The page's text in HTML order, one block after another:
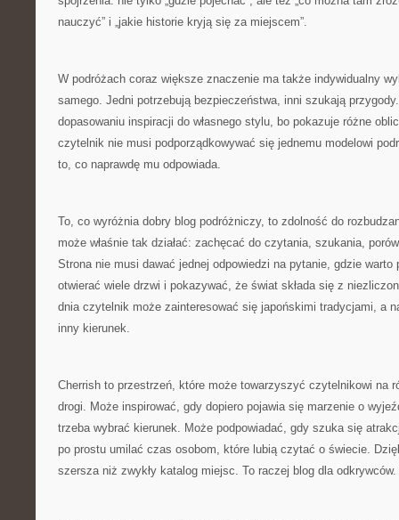
nauczyć” i „jakie historie kryją się za miejscem”.
W podróżach coraz większe znaczenie ma także indywidualny
samego. Jedni potrzebują bezpieczeństwa, inni szukają
dopasowaniu inspiracji do własnego stylu, bo pokazuje różne
czytelnik nie musi podporządkowywać się jednemu modelowi
to, co naprawdę mu odpowiada.
To, co wyróżnia dobry blog podróżniczy, to zdolność do
może właśnie tak działać: zachęcać do czytania, szukania,
Strona nie musi dawać jednej odpowiedzi na pytanie, gdzie warto
otwierać wiele drzwi i pokazywać, że świat składa się z
dnia czytelnik może zainteresować się japońskimi tradycjami, a
inny kierunek.
Cherrish to przestrzeń, które może towarzyszyć czytelnikowi na
drogi. Może inspirować, gdy dopiero pojawia się marzenie o
trzeba wybrać kierunek. Może podpowiadać, gdy szuka się
po prostu umilać czas osobom, które lubią czytać o świecie.
szersza niż zwykły katalog miejsc. To raczej blog dla odkrywców.